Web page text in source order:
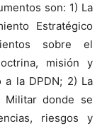
son: 1) La
Estratégico
sobre el
misión y
a la DPDN; 2) La
Militar donde se
riesgos y